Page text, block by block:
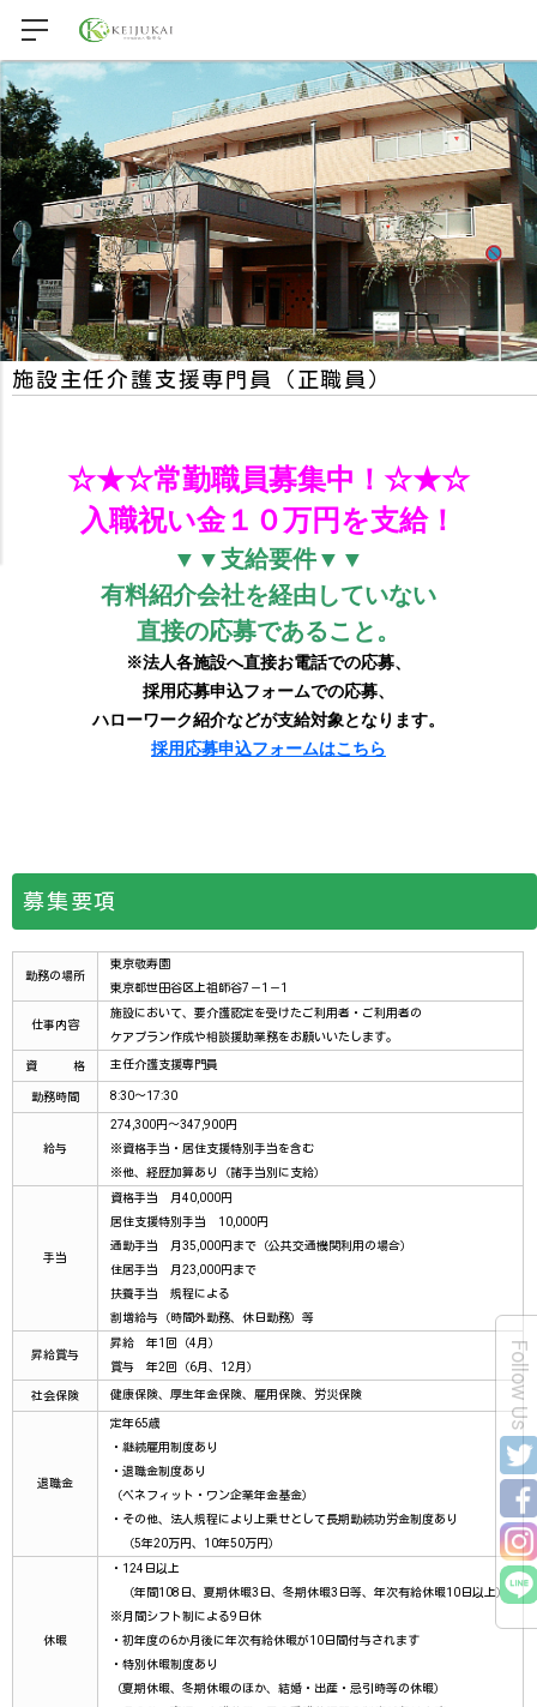
施設主任介護支援専門員（正職員）
募集要項
勤務の場所
東京敬寿園
東京都世田谷区上祖師谷7－1－1
仕事内容
施設において、要介護認定を受けたご利用者・ご利用者の
ケアプラン作成や相談援助業務をお願いいたします。
資 格 主任介護支援専門員
勤務時間 8:30～17:30
給与
274,300円～347,900円
※資格手当・居住支援特別手当を含む
※他、経歴加算あり（諸手当別に支給）
手当
資格手当 月40,000円
居住支援特別手当 10,000円
通勤手当 月35,000円まで（公共交通機関利用の場合）
住居手当 月23,000円まで
扶養手当 規程による
割増給与（時間外勤務、休日勤務）等
昇給賞与
昇給 年1回（4月）
賞与 年2回（6月、12月）
社会保険 健康保険、厚生年金保険、雇用保険、労災保険
退職金
定年65歳
・継続雇用制度あり
・退職金制度あり
（ベネフィット・ワン企業年金基金）
・その他、法人規程により上乗せとして長期勤続功労金制度あり
（5年20万円、10年50万円）
休暇
・124日以上
（年間108日、夏期休暇3日、冬期休暇3日等、年次有給休暇10日以上）
※月間シフト制による9日休
・初年度の6か月後に年次有給休暇が10日間付与されます
・特別休暇制度あり
（夏期休暇、冬期休暇のほか、結婚・出産・忌引時等の休暇）
Follow Us